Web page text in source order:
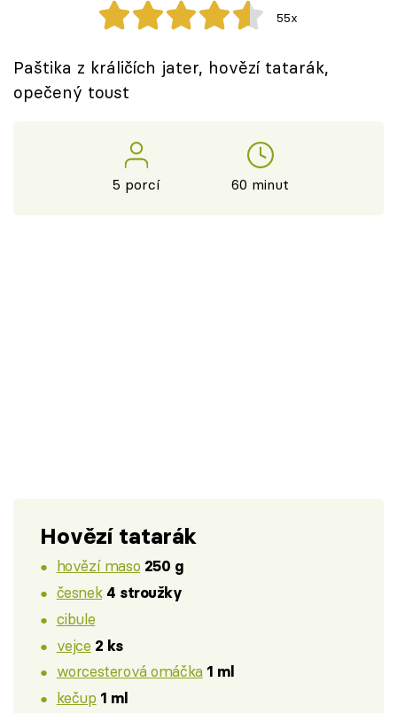
Těhotnej kuchař 55x
Paštika z králičích jater, hovězí tatarák,
opečený toust
5 porcí 60 minut
Hovězí tatarák
hovězí maso 250 g
česnek 4 stroužky
cibule
vejce 2 ks
worcesterová omáčka 1 ml
kečup 1 ml